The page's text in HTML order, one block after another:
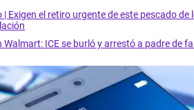
Exigen el retiro urgente de este pescado
Walmart: ICE se burló y arrestó a padre de